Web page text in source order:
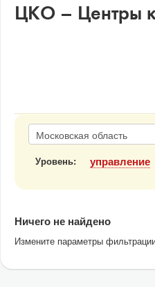
ЦКО – Центры
Уровень: управление
Ничего не найдено
Измените параметры